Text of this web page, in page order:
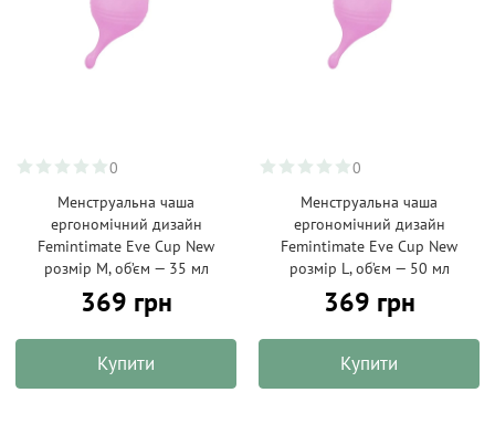
0
Менструальна чаша
ергономічний дизайн
Femintimate Eve Cup New
розмір M, об’єм — 35 мл
369 грн
Купити
0
Менструальна чаша
ергономічний дизайн
Femintimate Eve Cup New
розмір L, об’єм — 50 мл
369 грн
Купити